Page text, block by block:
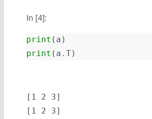
In [4]:
print ( a )
print ( a . T)
[1 2 3]